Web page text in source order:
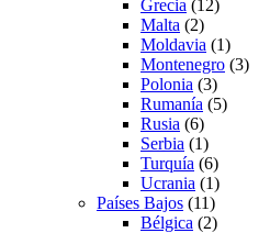
Grecia (12)
Malta (2)
Moldavia (1)
Montenegro (3)
Polonia (3)
Rumanía (5)
Rusia (6)
Serbia (1)
Turquía (6)
Ucrania (1)
Países Bajos (11)
Bélgica (2)